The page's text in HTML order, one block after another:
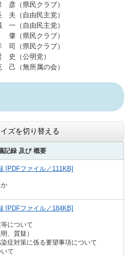
県民クラブ）
（自由民主党）
由民主党）
民クラブ）
県民クラブ）
公明党）
無所属の会）
ズを切り替える
記録 及び 概要
[PDFファイル／111KB]
[PDFファイル／184KB]
について
、質疑）
症対策に係る要望事項について
て